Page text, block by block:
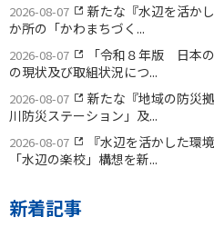
2026-08-07
新たな『水辺を活か
か所の「かわまちづく...
2026-08-07
「令和８年版 日本
の現状及び取組状況につ...
2026-08-07
新たな『地域の防災
川防災ステーション」及...
2026-08-07
『水辺を活かした環
「水辺の楽校」構想を新...
新着記事